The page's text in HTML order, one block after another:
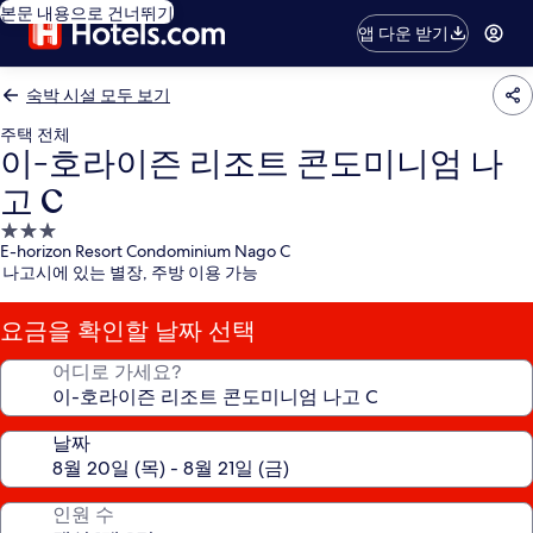
본문 내용으로 건너뛰기
앱 다운 받기
숙박 시설 모두 보기
주택 전체
이-호라이즌 리조트 콘도미니엄 나
고 C
3.0
성
급
숙
박
시
E-horizon Resort Condominium Nago C
나고시에 있는 별장, 주방 이용 가능
요금을 확인할 날짜 선택
어디로 가세요?
날짜
인원 수